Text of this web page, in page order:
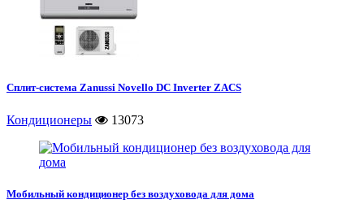
Сплит-система Zanussi Novello DC Inverter ZACS
Кондиционеры 13073
Мобильный кондиционер без воздуховода для дома